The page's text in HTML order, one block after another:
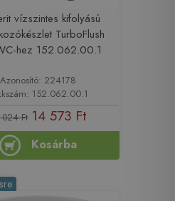
vízszintes kifolyású
TurboFlush
hez 152.062.00.1
Azonosító: 224178
152.062.00.1
024 Ft 14 573 Ft
Kosárba